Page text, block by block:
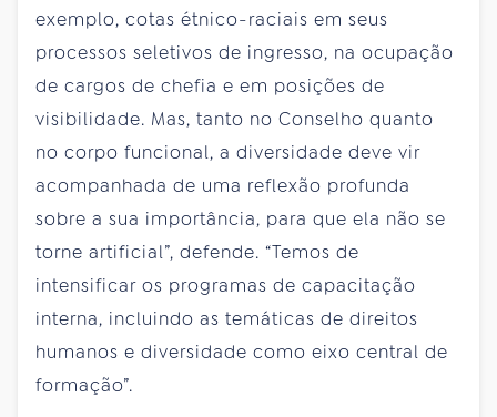
exemplo, cotas étnico-raciais em seus
processos seletivos de ingresso, na ocupação
de cargos de chefia e em posições de
visibilidade. Mas, tanto no Conselho quanto
no corpo funcional, a diversidade deve vir
acompanhada de uma reflexão profunda
sobre a sua importância, para que ela não se
torne artificial”, defende. “Temos de
intensificar os programas de capacitação
interna, incluindo as temáticas de direitos
humanos e diversidade como eixo central de
formação”.